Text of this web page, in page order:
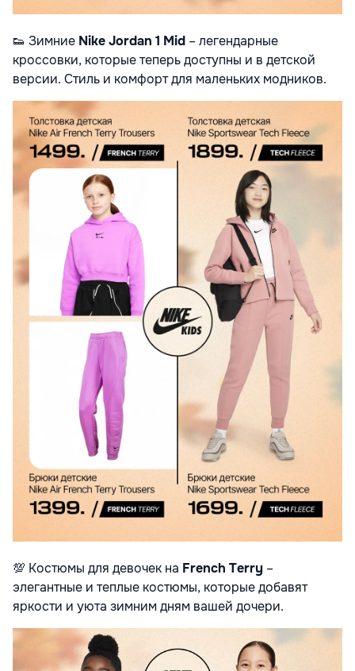
👟 Зимние Nike Jordan 1 Mid – легендарные
кроссовки, которые теперь доступны и в детской
версии. Стиль и комфорт для маленьких модников.
💯 Костюмы для девочек на French Terry –
элегантные и теплые костюмы, которые добавят
яркости и уюта зимним дням вашей дочери.